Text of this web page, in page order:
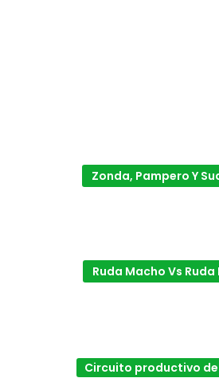
Zonda, Pampero Y
Ruda Macho Vs
Circuito productivo